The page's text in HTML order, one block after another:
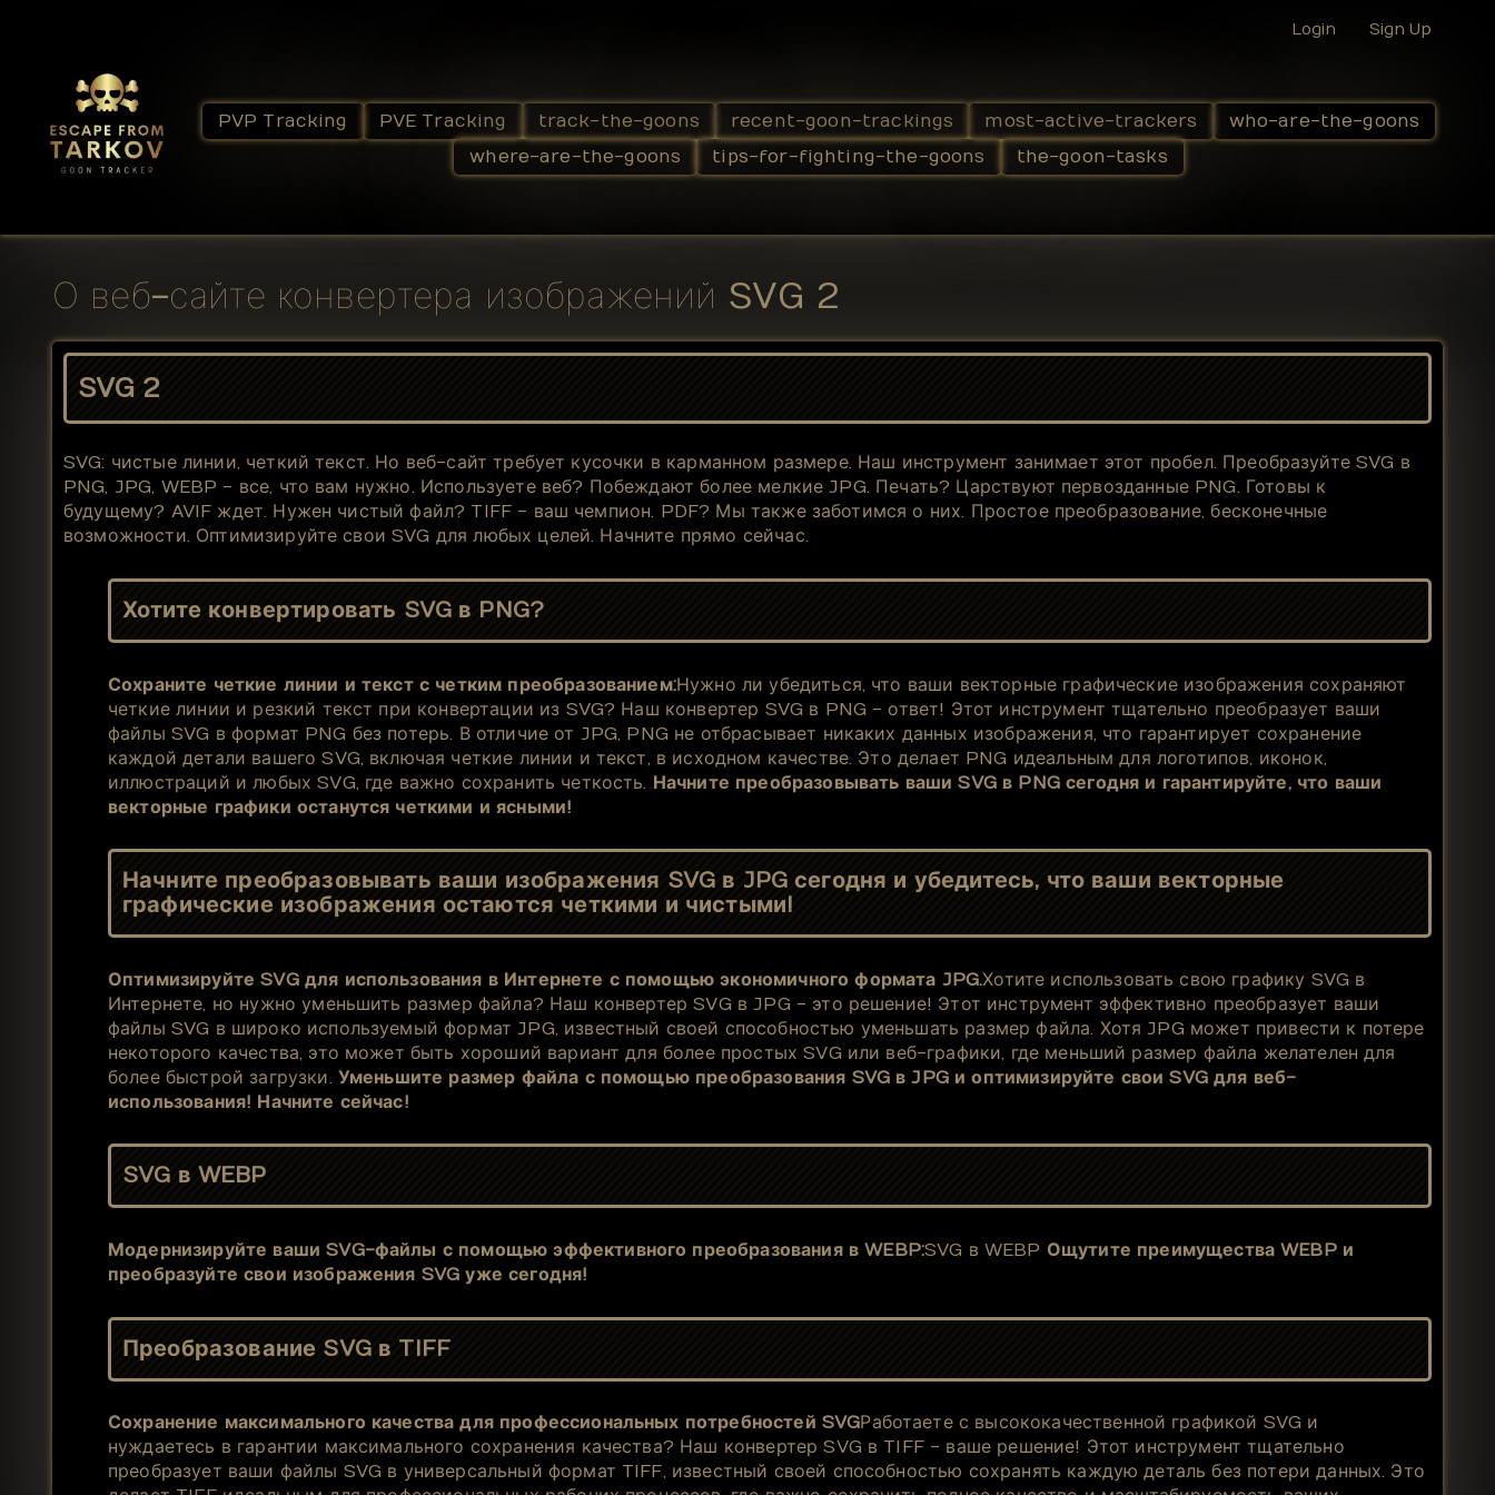
Login Sign Up
PVP Tracking PVE Tracking track-the-goons recent-goon-trackings most-active-trackers
who-are-the-goons
where-are-the-goons
tips-for-fighting-the-goons the-goon-tasks
О веб-сайте конвертера изображений SVG 2
SVG 2
SVG: чистые линии, четкий текст. Но веб-сайт требует кусочки в карманном размере. Наш инструмент занимает этот пробел. Преобразуйте SVG в
PNG, JPG, WEBP - все, что вам нужно. Используете веб? Побеждают более мелкие JPG. Печать? Царствуют первозданные PNG. Готовы к
будущему? AVIF ждет. Нужен чистый файл? TIFF - ваш чемпион. PDF? Мы также заботимся о них. Простое преобразование, бесконечные
возможности. Оптимизируйте свои SVG для любых целей. Начните прямо сейчас.
Хотите конвертировать SVG в PNG?
Сохраните четкие линии и текст с четким преобразованием:Нужно ли убедиться, что ваши векторные графические изображения сохраняют
четкие линии и резкий текст при конвертации из SVG? Наш конвертер SVG в PNG - ответ! Этот инструмент тщательно преобразует ваши
файлы SVG в формат PNG без потерь. В отличие от JPG, PNG не отбрасывает никаких данных изображения, что гарантирует сохранение
каждой детали вашего SVG, включая четкие линии и текст, в исходном качестве. Это делает PNG идеальным для логотипов, иконок,
иллюстраций и любых SVG, где важно сохранить четкость. Начните преобразовывать ваши SVG в PNG сегодня и гарантируйте, что ваши
векторные графики останутся четкими и ясными!
Начните преобразовывать ваши изображения SVG в JPG сегодня и убедитесь, что ваши векторные
графические изображения остаются четкими и чистыми!
Оптимизируйте SVG для использования в Интернете с помощью экономичного формата JPG.Хотите использовать свою графику SVG в
Интернете, но нужно уменьшить размер файла? Наш конвертер SVG в JPG - это решение! Этот инструмент эффективно преобразует ваши
файлы SVG в широко используемый формат JPG, известный своей способностью уменьшать размер файла. Хотя JPG может привести к потере
некоторого качества, это может быть хороший вариант для более простых SVG или веб-графики, где меньший размер файла желателен для
более быстрой загрузки. Уменьшите размер файла с помощью преобразования SVG в JPG и оптимизируйте свои SVG для веб-
использования! Начните сейчас!
SVG в WEBP
Модернизируйте ваши SVG-файлы с помощью эффективного преобразования в WEBP:SVG в WEBP Ощутите преимущества WEBP и
преобразуйте свои изображения SVG уже сегодня!
Преобразование SVG в TIFF
Сохранение максимального качества для профессиональных потребностей SVGРаботаете с высококачественной графикой SVG и
нуждаетесь в гарантии максимального сохранения качества? Наш конвертер SVG в TIFF - ваше решение! Этот инструмент тщательно
преобразует ваши файлы SVG в универсальный формат TIFF, известный своей способностью сохранять каждую деталь без потери данных. Это